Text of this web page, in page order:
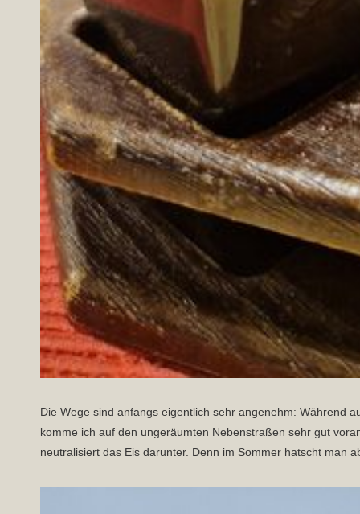
Die Wege sind anfangs eigentlich sehr angenehm: Während
komme ich auf den ungeräumten Nebenstraßen sehr gut
neutralisiert das Eis darunter. Denn im Sommer hatscht man